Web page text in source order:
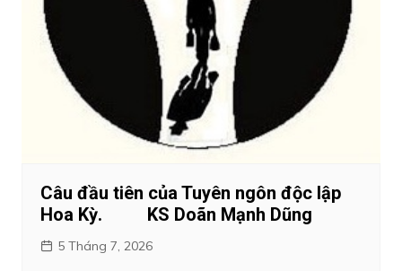
Câu đầu tiên của Tuyên ngôn độc lập
Hoa Kỳ. KS Doãn Mạnh Dũng
5 Tháng 7, 2026